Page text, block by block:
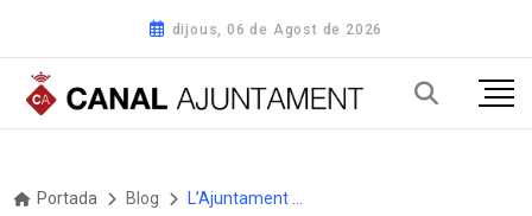
dijous, 06 de Agost de 2026
Portada Blog